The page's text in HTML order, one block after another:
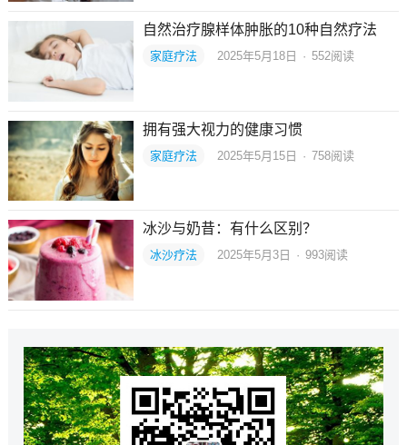
自然治疗腺样体肿胀的10种自然疗法
家庭疗法 2025年5月18日 · 552阅读
拥有强大视力的健康习惯
家庭疗法 2025年5月15日 · 758阅读
冰沙与奶昔：有什么区别？
冰沙疗法 2025年5月3日 · 993阅读